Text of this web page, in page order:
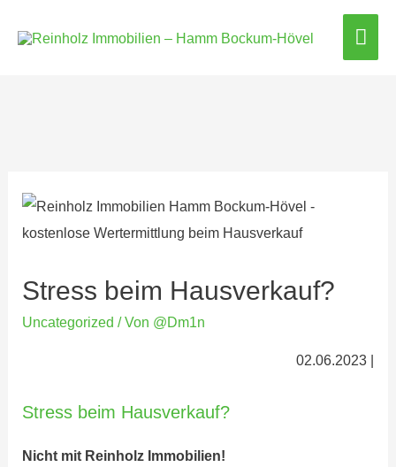
Stress beim Hausverkauf?
Uncategorized / Von @Dm1n
02.06.2023 |
Stress beim Hausverkauf?
Nicht mit Reinholz Immobilien!